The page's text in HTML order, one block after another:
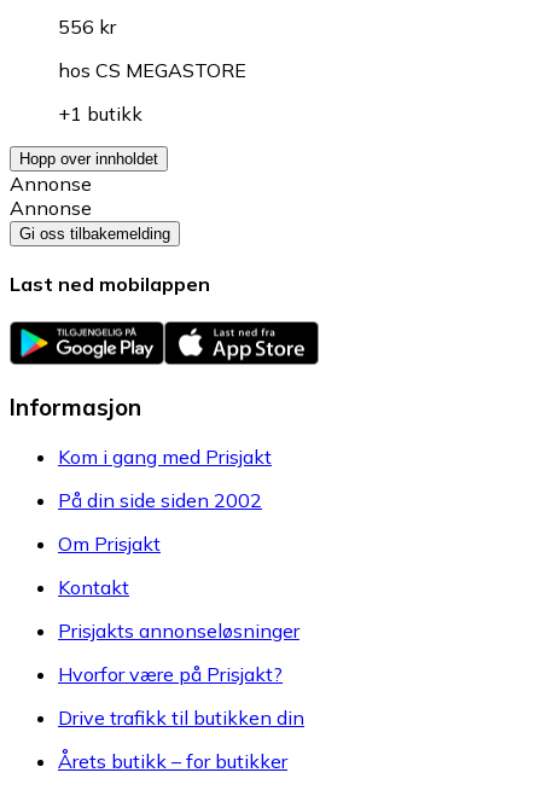
556 kr
hos CS MEGASTORE
+1 butikk
Hopp over innholdet
Annonse
Annonse
Gi oss tilbakemelding
Last ned mobilappen
Informasjon
Kom i gang med Prisjakt
På din side siden 2002
Om Prisjakt
Kontakt
Prisjakts annonseløsninger
Hvorfor være på Prisjakt?
Drive trafikk til butikken din
Årets butikk – for butikker